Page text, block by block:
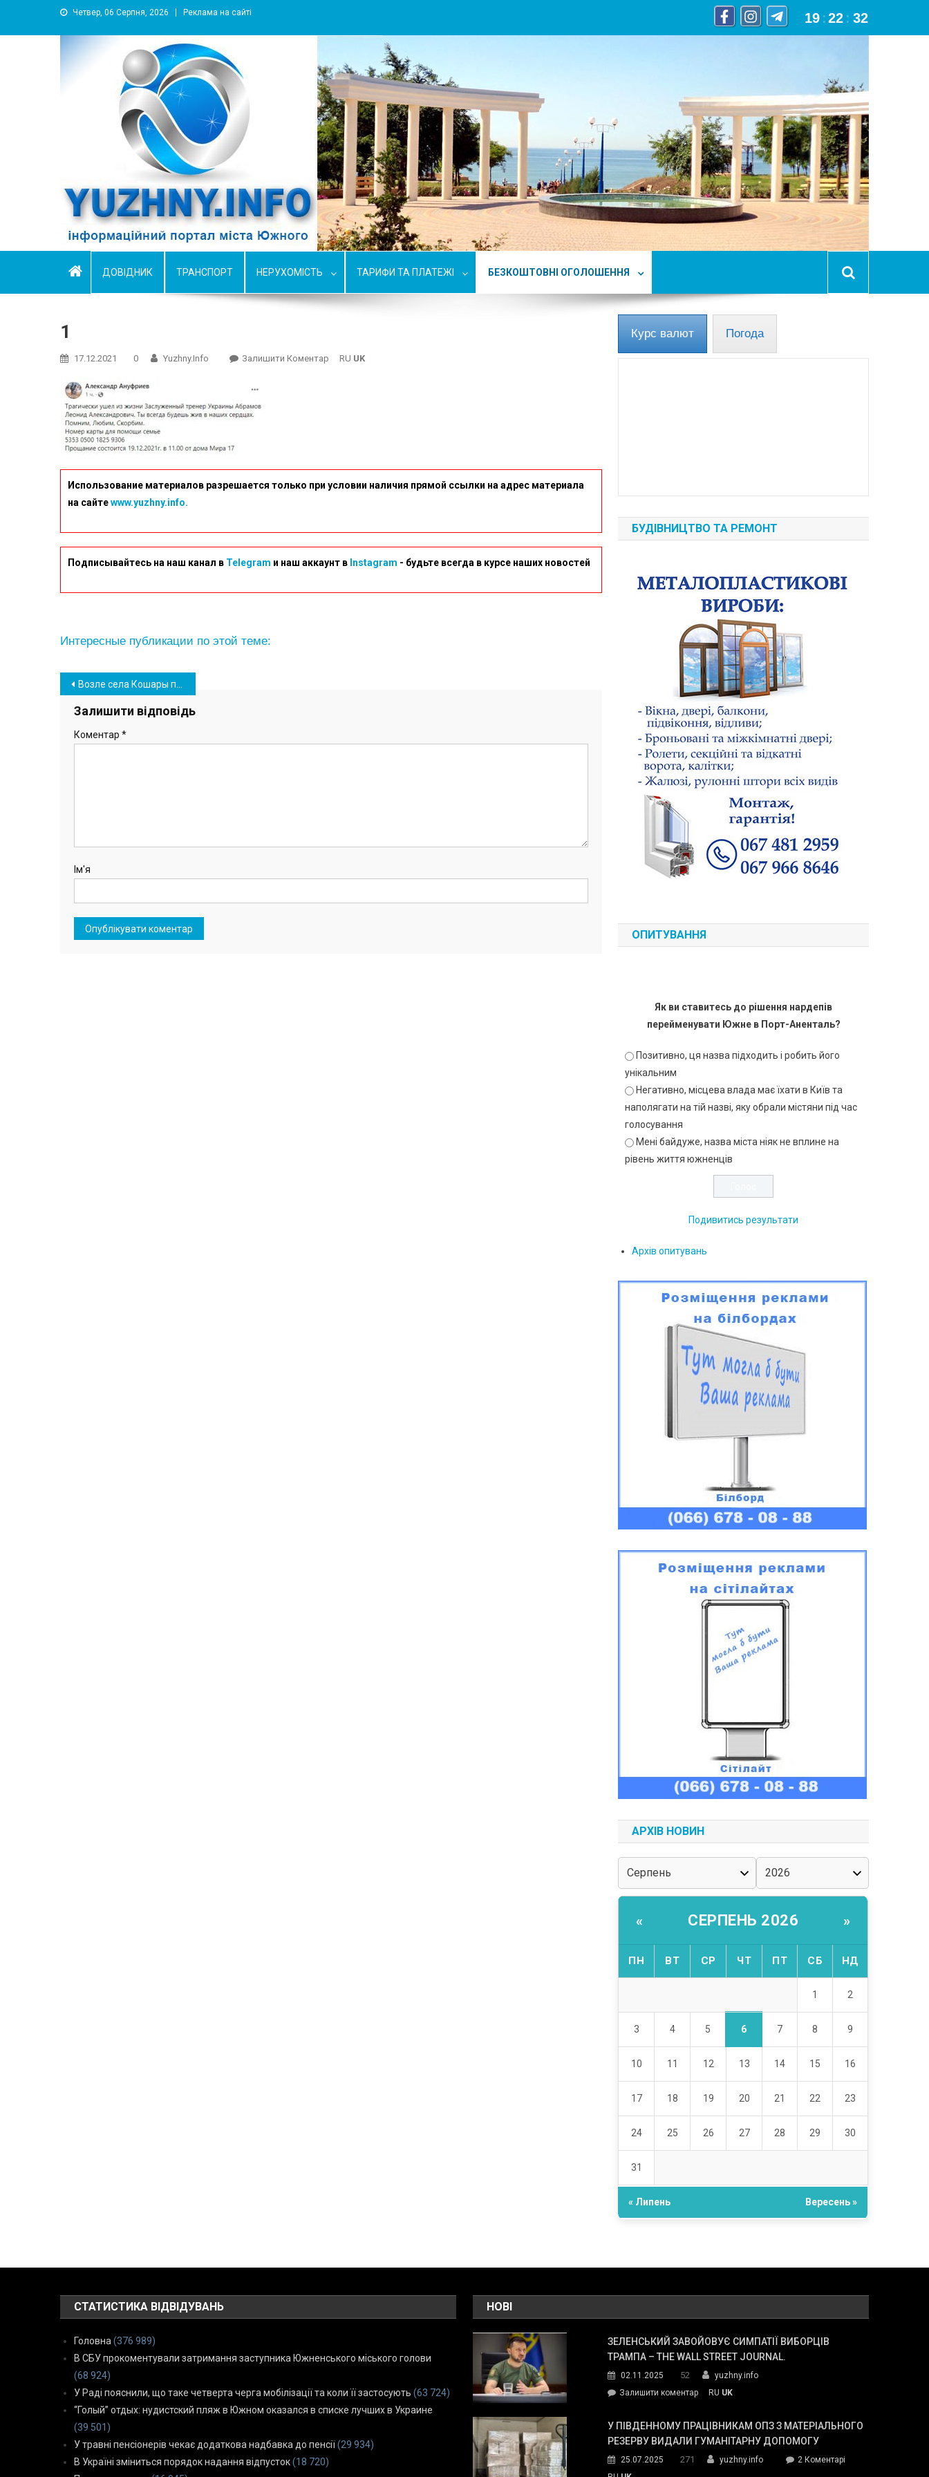
Четвер, 06 Серпня, 2026 Реклама на сайті 19 :22 : 33
YUZHNY.INFO
информационный портал города Южный
ДОВІДНИК ТРАНСПОРТ НЕРУХОМІСТЬ ТАРИФИ ТА ПЛАТЕЖІ БЕЗКОШТОВНІ ОГОЛОШЕННЯ
1
17.12.2021 0 Yuzhny.info Залишити Коментар RU UK
Использование материалов разрешается только при условии наличия прямой ссылки на адрес материала
на сайтеwww.yuzhny.info.
Подписывайтесь на наш канал в Telegram и наш аккаунт в Instagram - будьте всегда в курсе наших новостей
Интересные публикации по этой теме:
Навігація
записів
Возле села Кошары произошло ДТП: погиб житель Южного
Залишити відповідь
Коментар *
Ім'я
Курс валют Погода
БУДІВНИЦТВО ТА РЕМОНТ
ОПИТУВАННЯ
Як ви ставитесь до рішення нардепів
перейменувати Южне в Порт-Аненталь?
Позитивно, ця назва підходить і робить його
унікальним
Негативно, місцева влада має їхати в Київ та
наполягати на тій назві, яку обрали містяни під час
голосування
Мені байдуже, назва міста ніяк не вплине на
рівень життя южненців
Подивитись результати
Архів опитувань
АРХІВ НОВИН
« СЕРПЕНЬ 2026 »
ПН ВТ СР ЧТ ПТ СБ НД
1 2
3 4 5 6 7 8 9
10 11 12 13 14 15 16
17 18 19 20 21 22 23
24 25 26 27 28 29 30
31
« Липень Вересень »
СТАТИСТИКА ВІДВІДУВАНЬ
Головна (376 989)
В СБУ прокоментували затримання заступника Южненського міського голови
(68 924)
У Раді пояснили, що таке четверта черга мобілізації та коли її застосують (63 724)
“Голый” отдых: нудистский пляж в Южном оказался в списке лучших в Украине
(39 501)
У травні пенсіонерів чекає додаткова надбавка до пенсії (29 934)
В Україні зміниться порядок надання відпусток (18 720)
НОВІ
ЗЕЛЕНСЬКИЙ ЗАВОЙОВУЄ СИМПАТІЇ ВИБОРЦІВ
ТРАМПА – THE WALL STREET JOURNAL.
02.11.2025 52
yuzhny.info
Залишити коментарon
завойовує
симпатії
Трампа
RU UK
У ПІВДЕННОМУ ПРАЦІВНИКАМ ОПЗ З МАТЕРІАЛЬНОГО
РЕЗЕРВУ ВИДАЛИ ГУМАНІТАРНУ ДОПОМОГУ
25.07.2025 271 yuzhny.info 2 Коментарідо